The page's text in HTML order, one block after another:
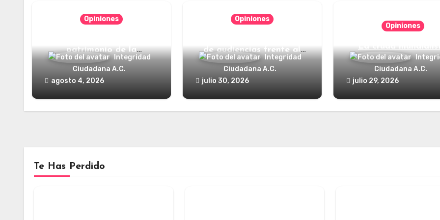
Opiniones
patrimonio de la
humanidadIntegridad
Ciudadana A.C.
agosto 4, 2026
Opiniones
de audiencias frente al
poder?Integridad
Ciudadana A.C.
julio 30, 2026
Opiniones
La cruda
Ciudadana A.C.
julio 29, 2026
Te Has Perdido